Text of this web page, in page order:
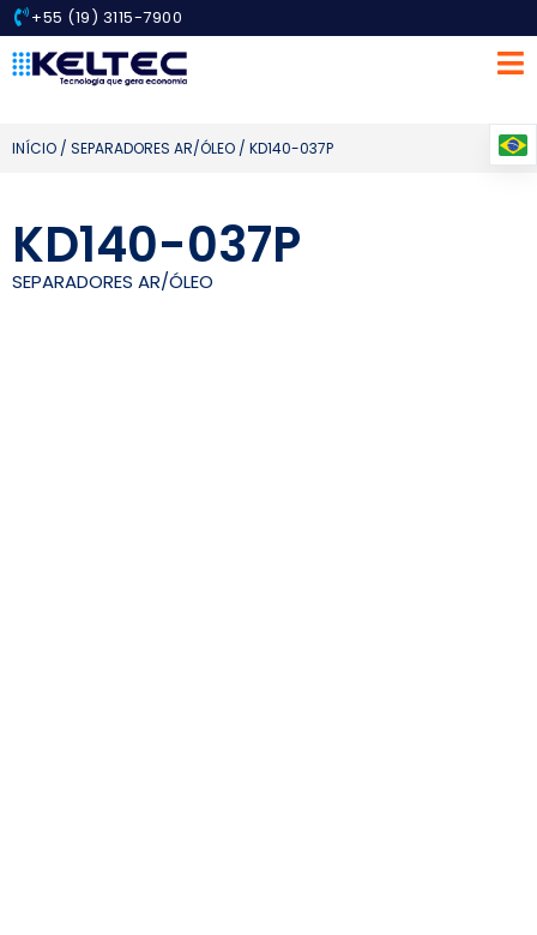
+55 (19) 3115-7900
INÍCIO / SEPARADORES AR/ÓLEO / KD140-037P
KD140-037P
SEPARADORES AR/ÓLEO